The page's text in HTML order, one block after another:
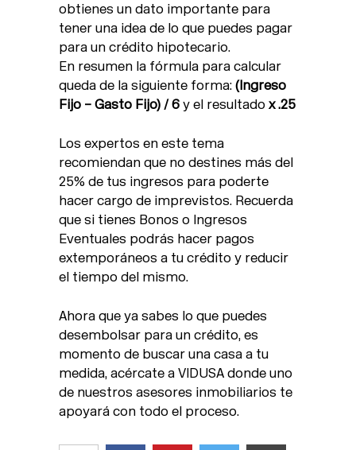
obtienes un dato importante para
tener una idea de lo que puedes pagar
para un crédito hipotecario.
En resumen la fórmula para calcular
queda de la siguiente forma: (Ingreso
Fijo – Gasto Fijo) / 6 y el resultado x .25
Los expertos en este tema
recomiendan que no destines más del
25% de tus ingresos para poderte
hacer cargo de imprevistos. Recuerda
que si tienes Bonos o Ingresos
Eventuales podrás hacer pagos
extemporáneos a tu crédito y reducir
el tiempo del mismo.
Ahora que ya sabes lo que puedes
desembolsar para un crédito, es
momento de buscar una casa a tu
medida, acércate a VIDUSA donde uno
de nuestros asesores inmobiliarios te
apoyará con todo el proceso.